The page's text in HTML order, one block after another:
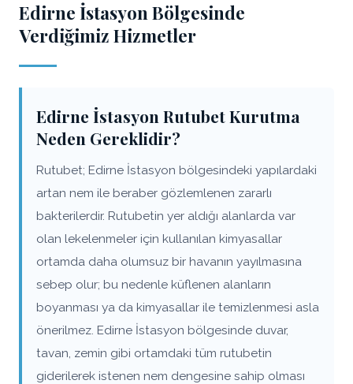
Edirne İstasyon Bölgesinde
Verdiğimiz Hizmetler
Edirne İstasyon Rutubet Kurutma
Neden Gereklidir?
Rutubet; Edirne İstasyon bölgesindeki yapılardaki
artan nem ile beraber gözlemlenen zararlı
bakterilerdir. Rutubetin yer aldığı alanlarda var
olan lekelenmeler için kullanılan kimyasallar
ortamda daha olumsuz bir havanın yayılmasına
sebep olur; bu nedenle küflenen alanların
boyanması ya da kimyasallar ile temizlenmesi asla
önerilmez. Edirne İstasyon bölgesinde duvar,
tavan, zemin gibi ortamdaki tüm rutubetin
giderilerek istenen nem dengesine sahip olması